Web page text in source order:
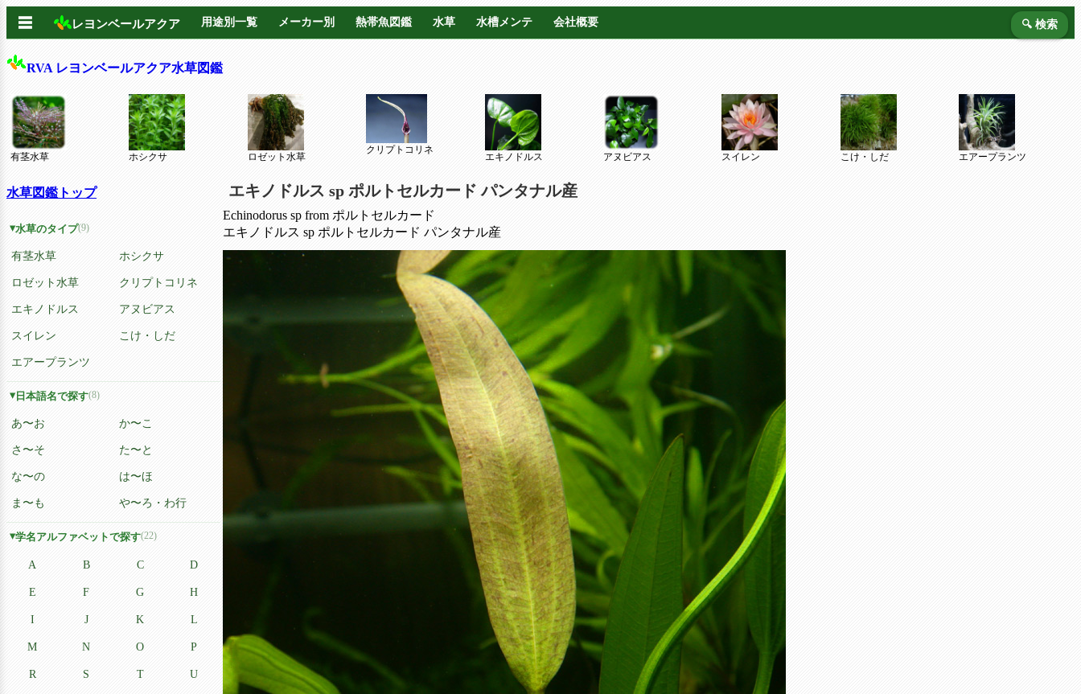
☰ レヨンベールアクア 用途別一覧 メーカー別 熱帯魚図鑑 水草 水槽メンテ 会社概要 🔍 検索
RVA レヨンベールアクア水草図鑑
有茎水草 ホシクサ ロゼット水草
クリプトコリネ
エキノドルス アヌビアス スイレン こけ・しだ エアープランツ
エキノドルス sp ポルトセルカード パンタナル産
Echinodorus sp from ポルトセルカード
エキノドルス sp ポルトセルカード パンタナル産
水草図鑑トップ
水草のタイプ(9)
有茎水草 ホシクサ
ロゼット水草 クリプトコリネ
エキノドルス アヌビアス
スイレン こけ・しだ
エアープランツ
日本語名で探す(8)
あ〜お か〜こ
さ〜そ た〜と
な〜の は〜ほ
ま〜も や〜ろ・わ行
学名アルファベットで探す(22)
A B C D
E F G H
I J K L
M N O P
R S T U